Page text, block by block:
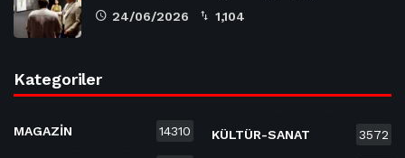
24/06/2026 1,104
Kategoriler
MAGAZİN 14310 KÜLTÜR-SANAT 3572